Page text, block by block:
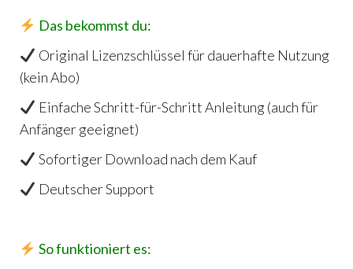
Das bekommst du:
Original Lizenzschlüssel für dauerhafte Nutzung
(kein Abo)
Einfache Schritt-für-Schritt Anleitung (auch für
Anfänger geeignet)
Sofortiger Download nach dem Kauf
Deutscher Support
So funktioniert es: